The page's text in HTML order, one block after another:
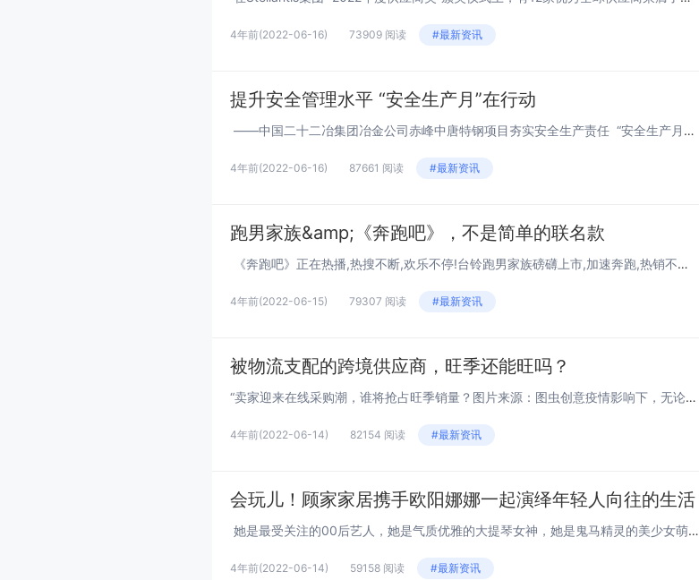
4年前(2022-06-16) 73909 阅读 #最新资讯
提升安全管理水平 “安全生产月”在行动
——中国二十二冶集团冶金公司赤峰中唐特钢项目夯实安全生产责任 “安全生产月的活动形式很丰富,通俗易懂,在轻松的氛围中学习和巩固安全知识,很实在。今后,我将更加重视安全工作。”青年职工小李说道。近日,在中国二...
4年前(2022-06-16) 87661 阅读 #最新资讯
跑男家族&amp;《奔跑吧》，不是简单的联名款
《奔跑吧》正在热播,热搜不断,欢乐不停!台铃跑男家族磅礴上市,加速奔跑,热销不止!三度携手 跑得更远《奔跑吧》作为一档大型户外明星真人秀节目,长期稳居热综榜首。自2014年节目开播以来,凭借新颖的节目形式、高质的节目效果和励志的...
4年前(2022-06-15) 79307 阅读 #最新资讯
被物流支配的跨境供应商，旺季还能旺吗？
“卖家迎来在线采购潮，谁将抢占旺季销量？图片来源：图虫创意疫情影响下，无论是B2C模式的出海卖家，还是B2B模式下的跨境供应商，都对数字化驱动的独立站出海模式保持高度热情。如今，“数字原生”的千禧一代群体已占所有B2B购买决策者的73%，B...
4年前(2022-06-14) 82154 阅读 #最新资讯
会玩儿！顾家家居携手欧阳娜娜一起演绎年轻人向往的生活
她是最受关注的00后艺人，她是气质优雅的大提琴女神，她是鬼马精灵的美少女萌探……作为年轻一代的偶像，欧阳娜娜向往的生活是啥样？6月12日，顾家家居正式首发了与品牌大使欧阳娜娜合作拍摄的tvc“向往生活就要娜样”，并以一场新品发布...
4年前(2022-06-14) 59158 阅读 #最新资讯